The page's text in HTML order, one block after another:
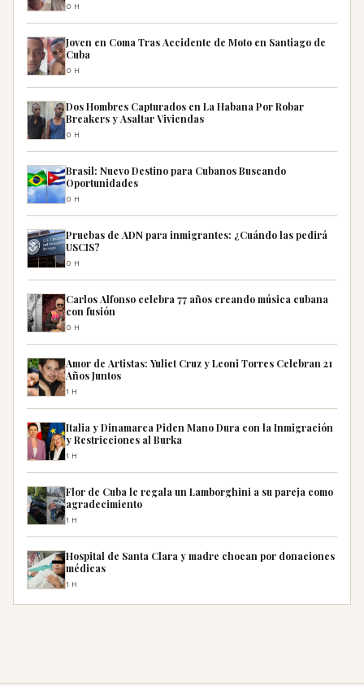
0H
Joven en Coma Tras Accidente de Moto en Santiago de
Cuba
0H
Dos Hombres Capturados en La Habana Por Robar
Breakers y Asaltar Viviendas
0H
Brasil: Nuevo Destino para Cubanos Buscando
Oportunidades
0H
Pruebas de ADN para inmigrantes: ¿Cuándo las pedirá
USCIS?
0H
Carlos Alfonso celebra 77 años creando música cubana
con fusión
0H
Amor de Artistas: Yuliet Cruz y Leoni Torres Celebran 21
Años Juntos
1H
Italia y Dinamarca Piden Mano Dura con la Inmigración
y Restricciones al Burka
1H
Flor de Cuba le regala un Lamborghini a su pareja como
agradecimiento
1H
Hospital de Santa Clara y madre chocan por donaciones
médicas
1H